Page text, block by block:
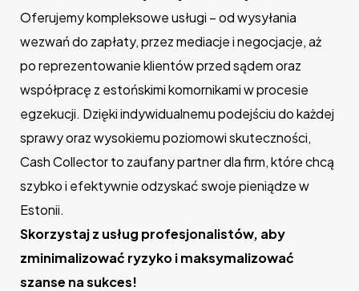
Oferujemy kompleksowe usługi – od wysyłania
wezwań do zapłaty, przez mediacje i negocjacje, aż
po reprezentowanie klientów przed sądem oraz
współpracę z estońskimi komornikami w procesie
egzekucji. Dzięki indywidualnemu podejściu do każdej
sprawy oraz wysokiemu poziomowi skuteczności,
Cash Collector to zaufany partner dla firm, które chcą
szybko i efektywnie odzyskać swoje pieniądze w
Estonii.
Skorzystaj z usług profesjonalistów, aby
zminimalizować ryzyko i maksymalizować
szanse na sukces!